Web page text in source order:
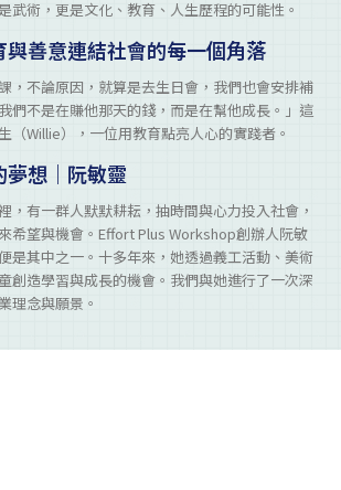
武術，更是文化、教育、人生歷程的可能性。
與善意連結社會的每一個角落
，不論原因，就算是去生日會，我們也會安排補
們不是在賺他那天的錢，而是在幫他成長。」這
（Willie），一位用教育點亮人心的實踐者。
想｜阮敏靈
，有一群人默默耕耘，抽時間與心力投入社會，
希望與機會。Effort Plus Workshop創辦人阮敏
是其中之一。十多年來，她透過義工活動、美術
創造學習與成長的機會。我們與她進行了一次深
理念與願景。